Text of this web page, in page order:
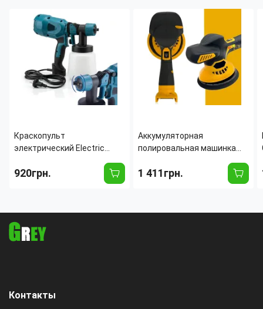
Краскопульт
электрический Electric
бак 1100 мл, 6 сопел в
920грн.
Аккумуляторная
полировальная машинка
полировки авто, 2 АКБ,
1 411грн.
Контакты